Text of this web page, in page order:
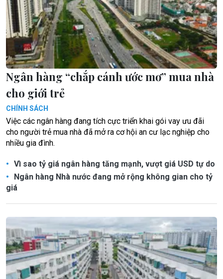
Ngân hàng “chắp cánh ước mơ” mua nhà
cho giới trẻ
CHÍNH SÁCH
Việc các ngân hàng đang tích cực triển khai gói vay ưu đãi
cho người trẻ mua nhà đã mở ra cơ hội an cư lạc nghiệp cho
nhiều gia đình.
Vì sao tỷ giá ngân hàng tăng mạnh, vượt giá USD tự do
Ngân hàng Nhà nước đang mở rộng không gian cho tỷ
giá